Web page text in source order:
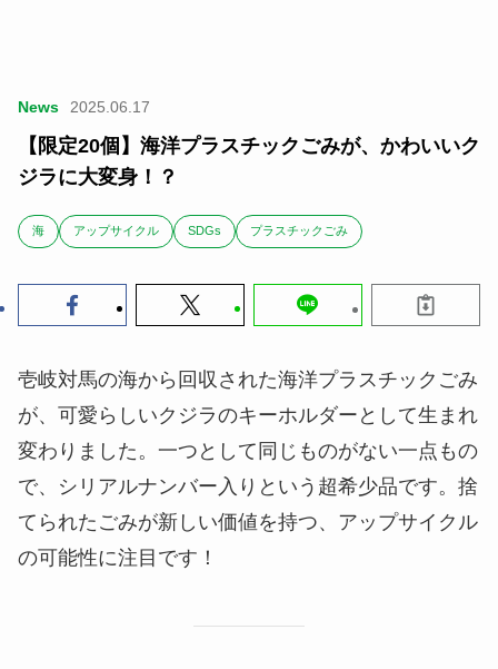
News 2025.06.17
【限定20個】海洋プラスチックごみが、かわいいク
ジラに大変身！？
海 アップサイクル SDGs プラスチックごみ
壱岐対馬の海から回収された海洋プラスチックごみ
が、可愛らしいクジラのキーホルダーとして生まれ
変わりました。一つとして同じものがない一点もの
で、シリアルナンバー入りという超希少品です。捨
てられたごみが新しい価値を持つ、アップサイクル
の可能性に注目です！